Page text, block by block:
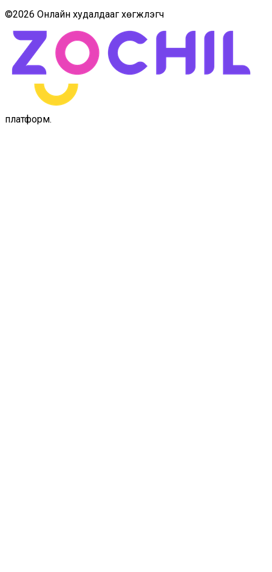
©2026 Онлайн худалдааг хөгжүүлэгч
платформ.